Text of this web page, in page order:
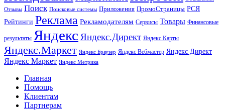
Отзывы Поиск Поисковые системы Приложения ПромоСтраницы РСЯ
Рейтинги Реклама Рекламодателям Сервисы Товары Финансовые
результаты Яндекс Яндекс.Директ Яндекс.Карты
Яндекс.Маркет Яндекс Браузер Яндекс Вебмастер Яндекс Директ
Яндекс Маркет Яндекс Метрика
Главная
Помощь
Клиентам
Партнерам